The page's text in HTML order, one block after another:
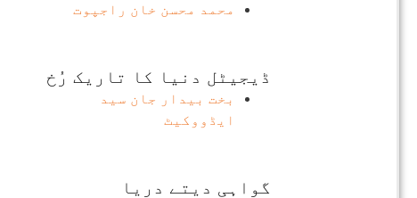
محمد محسن خان راجپوت
ڈیجیٹل دنیا کا تاریک رُخ
بخت بیدار جان سید
ایڈووکیٹ
گواہی دیتے دریا